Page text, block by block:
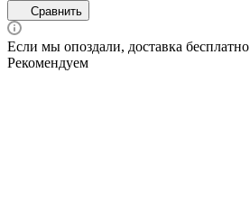
Сравнить
Если мы опоздали, доставка бесплатно
Рекомендуем